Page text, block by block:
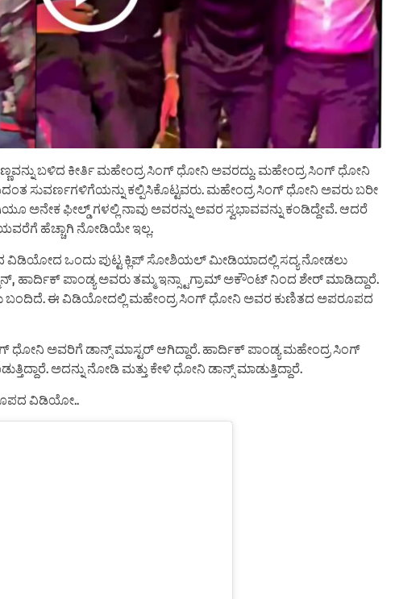
ಬಳಿದ ಕೀರ್ತಿ ಮಹೇಂದ್ರ ಸಿಂಗ್ ಧೋನಿ ಅವರದ್ದು. ಮಹೇಂದ್ರ ಸಿಂಗ್ ಧೋನಿ
ಸುವರ್ಣಗಳಿಗೆಯನ್ನು ಕಲ್ಪಿಸಿಕೊಟ್ಟವರು. ಮಹೇಂದ್ರ ಸಿಂಗ್ ಧೋನಿ ಅವರು ಬರೀ
ಅನೇಕ ಫೀಲ್ಡ್ ಗಳಲ್ಲಿ ನಾವು ಅವರನ್ನು ಅವರ ಸ್ವಭಾವವನ್ನು ಕಂಡಿದ್ದೇವೆ. ಆದರೆ
ಹೆಚ್ಚಾಗಿ ನೋಡಿಯೇ ಇಲ್ಲ.
ವಿಡಿಯೋದ ಒಂದು ಪುಟ್ಟ ಕ್ಲಿಪ್ ಸೋಶಿಯಲ್ ಮೀಡಿಯಾದಲ್ಲಿ ಸದ್ಯ ನೋಡಲು
ಹಾರ್ದಿಕ್ ಪಾಂಡ್ಯ ಅವರು ತಮ್ಮ ಇನ್ಸ್ಟಾಗ್ರಾಮ್ ಅಕೌಂಟ್ ನಿಂದ ಶೇರ್ ಮಾಡಿದ್ದಾರೆ.
ಬಂದಿದೆ. ಈ ವಿಡಿಯೋದಲ್ಲಿ ಮಹೇಂದ್ರ ಸಿಂಗ್ ಧೋನಿ ಅವರ ಕುಣಿತದ ಅಪರೂಪದ
ಧೋನಿ ಅವರಿಗೆ ಡಾನ್ಸ್ ಮಾಸ್ಟರ್ ಆಗಿದ್ದಾರೆ. ಹಾರ್ದಿಕ್ ಪಾಂಡ್ಯ ಮಹೇಂದ್ರ ಸಿಂಗ್
ಅದನ್ನು ನೋಡಿ ಮತ್ತು ಕೇಳಿ ಧೋನಿ ಡಾನ್ಸ್ ಮಾಡುತ್ತಿದ್ದಾರೆ.
ವಿಡಿಯೋ..